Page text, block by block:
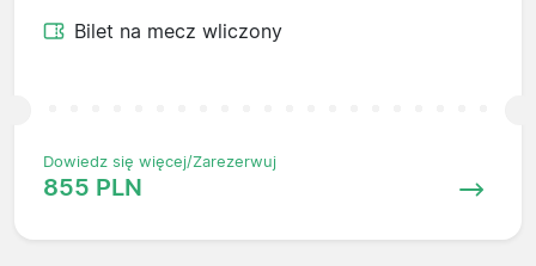
Bilet na mecz wliczony
Dowiedz się więcej/Zarezerwuj
855 PLN